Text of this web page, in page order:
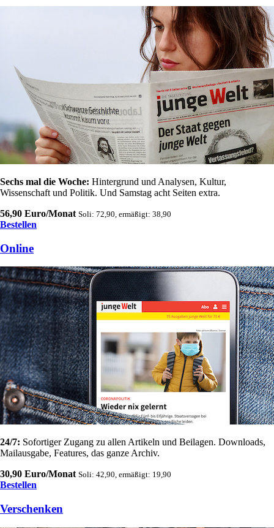
Sechs mal die Woche: Hintergrund und Analysen, Kultur,
Wissenschaft und Politik. Und Samstag acht Seiten extra.
56,90 Euro/Monat Soli: 72,90, ermäßigt: 38,90
Bestellen
Online
24/7: Sofortiger Zugang zu allen Artikeln und Beilagen. Downloads,
Mailausgabe, Features, das ganze Archiv.
30,90 Euro/Monat Soli: 42,90, ermäßigt: 19,90
Bestellen
Verschenken